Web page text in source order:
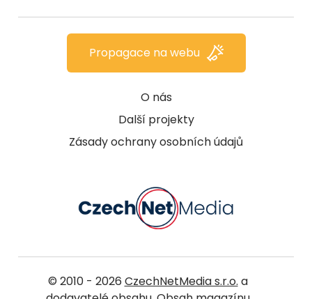
O nás
Další projekty
Zásady ochrany osobních údajů
Propagace na webu
© 2010 - 2026 CzechNetMedia s.r.o. a